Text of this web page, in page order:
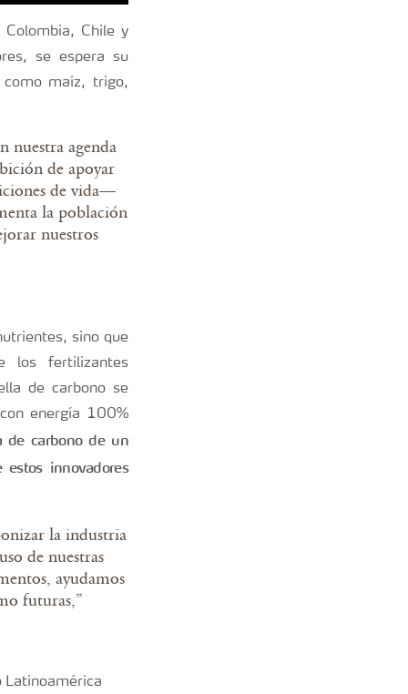
Chile y
se espera su
como maíz, trigo,
nuestra agenda
de apoyar
de vida—
la población
nuestros
sino que
los fertilizantes
de carbono se
energía 100%
de carbono de un
innovadores
la industria
de nuestras
ayudamos
futuras,”